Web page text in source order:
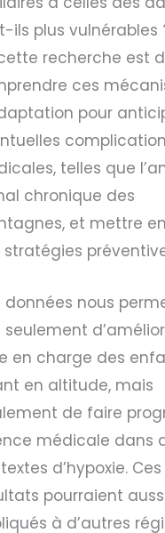
ils plus vulnérables
recherche est
ces
pour
telles que
chronique des
et mettre
stratégies
données nous
seulement
en charge des
en altitude, mais
de faire
médicale dans
d’hypoxie. Ces
pourraient
à d’autres